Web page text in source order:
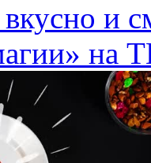
вкусно и
на